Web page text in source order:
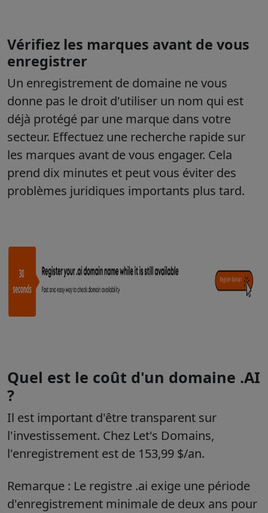
Vérifiez les marques avant de vous
enregistrer
Un enregistrement de domaine ne vous
donne pas le droit d'utiliser un nom qui est
déjà protégé par une marque dans votre
secteur. Effectuez une recherche rapide sur
les marques avant de vous engager. Cela
prend dix minutes et peut vous éviter des
problèmes juridiques importants plus tard.
Quel est le coût d'un domaine .AI
?
Il est important d'être transparent sur
l'investissement. Chez Let's Domains,
l'enregistrement est de 153,99 $/an.
Remarque : Le registre .ai exige une période
d'enregistrement minimale de deux ans pour